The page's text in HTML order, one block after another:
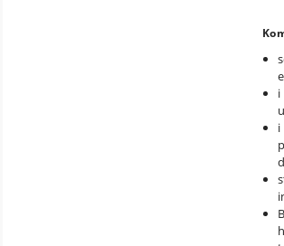
i
i